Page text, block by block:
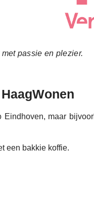
passie en plezier.
maar
een bakkie koffie.